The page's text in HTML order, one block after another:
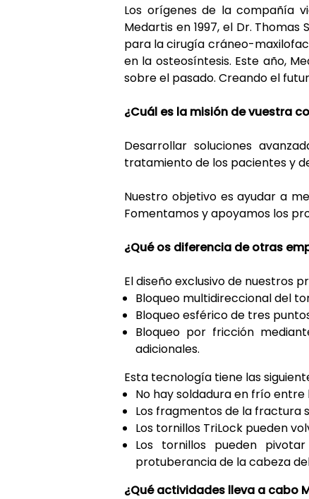
Los orígenes de la compañía
Medartis en 1997, el Dr.
para la cirugía cráneo-
en la osteosíntesis. Este año,
sobre el pasado. Creando el
¿Cuál es la misión de vuestra
Desarrollar soluciones
tratamiento de los pacientes y
Nuestro objetivo es ayudar a
Fomentamos y apoyamos los
¿Qué os diferencia de otras
El diseño exclusivo de nuestros
Bloqueo multidireccional del
Bloqueo esférico de tres
Bloqueo por fricción
adicionales.
Esta tecnología tiene las
No hay soldadura en frío entre
Los fragmentos de la fractura
Los tornillos TriLock pueden
Los tornillos pueden
protuberancia de la cabeza
¿Qué actividades lleva a cabo